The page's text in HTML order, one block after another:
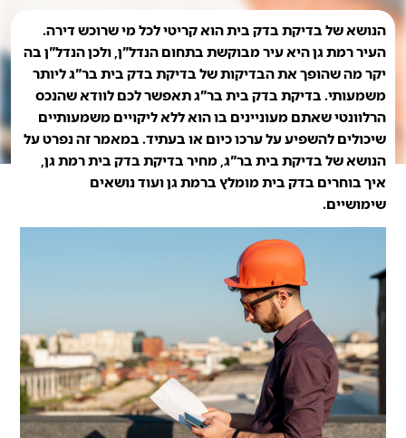
הנושא של בדיקת בדק בית הוא קריטי לכל מי שרוכש דירה.
העיר רמת גן היא עיר מבוקשת בתחום הנדל"ן, ולכן הנדל"ן בה
יקר מה שהופך את הבדיקות של בדיקת בדק בית בר"ג ליותר
משמעותי. בדיקת בדק בית בר"ג תאפשר לכם לוודא שהנכס
הרלוונטי שאתם מעוניינים בו הוא ללא ליקויים משמעותיים
שיכולים להשפיע על ערכו כיום או בעתיד. במאמר זה נפרט על
הנושא של בדיקת בית בר"ג, מחיר בדיקת בדק בית רמת גן,
איך בוחרים בדק בית מומלץ ברמת גן ועוד נושאים
שימושיים.